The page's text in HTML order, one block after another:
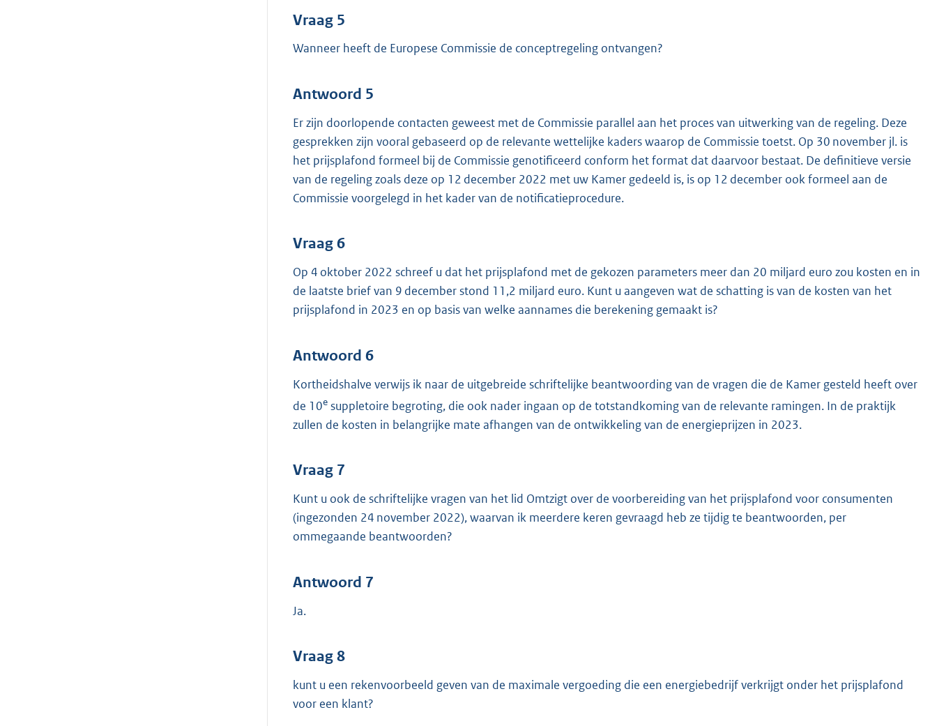
Vraag 5
Wanneer heeft de Europese Commissie de conceptregeling ontvangen?
Antwoord 5
Er zijn doorlopende contacten geweest met de Commissie parallel aan het proces van uitwerking van de regeling. Deze
gesprekken zijn vooral gebaseerd op de relevante wettelijke kaders waarop de Commissie toetst. Op 30 november jl. is
het prijsplafond formeel bij de Commissie genotificeerd conform het format dat daarvoor bestaat. De definitieve versie
van de regeling zoals deze op 12 december 2022 met uw Kamer gedeeld is, is op 12 december ook formeel aan de
Commissie voorgelegd in het kader van de notificatieprocedure.
Vraag 6
Op 4 oktober 2022 schreef u dat het prijsplafond met de gekozen parameters meer dan 20 miljard euro zou kosten en in
de laatste brief van 9 december stond 11,2 miljard euro. Kunt u aangeven wat de schatting is van de kosten van het
prijsplafond in 2023 en op basis van welke aannames die berekening gemaakt is?
Antwoord 6
Kortheidshalve verwijs ik naar de uitgebreide schriftelijke beantwoording van de vragen die de Kamer gesteld heeft over
de 10e suppletoire begroting, die ook nader ingaan op de totstandkoming van de relevante ramingen. In de praktijk
zullen de kosten in belangrijke mate afhangen van de ontwikkeling van de energieprijzen in 2023.
Vraag 7
Kunt u ook de schriftelijke vragen van het lid Omtzigt over de voorbereiding van het prijsplafond voor consumenten
(ingezonden 24 november 2022), waarvan ik meerdere keren gevraagd heb ze tijdig te beantwoorden, per
ommegaande beantwoorden?
Antwoord 7
Ja.
Vraag 8
kunt u een rekenvoorbeeld geven van de maximale vergoeding die een energiebedrijf verkrijgt onder het prijsplafond
voor een klant?